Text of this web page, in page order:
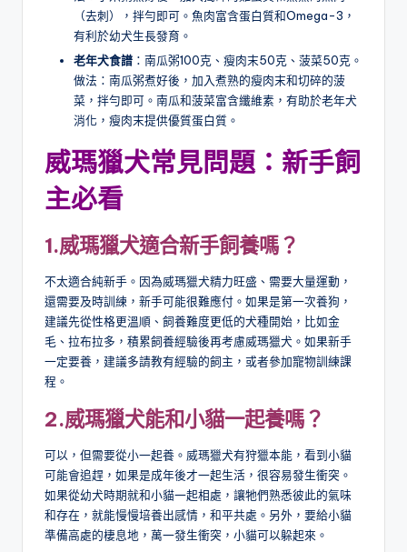
（去刺），拌勻即可。魚肉富含蛋白質和Omega-3，
有利於幼犬生長發育。
老年犬食譜 ：南瓜粥100克、瘦肉末50克、菠菜50克。
做法：南瓜粥煮好後，加入煮熟的瘦肉末和切碎的菠
菜，拌勻即可。南瓜和菠菜富含纖維素，有助於老年犬
消化，瘦肉末提供優質蛋白質。
威瑪獵犬常見問題：新手飼
主必看
1.威瑪獵犬適合新手飼養嗎？
不太適合純新手。因為威瑪獵犬精力旺盛、需要大量運動，
還需要及時訓練，新手可能很難應付。如果是第一次養狗，
建議先從性格更溫順、飼養難度更低的犬種開始，比如金
毛、拉布拉多，積累飼養經驗後再考慮威瑪獵犬。如果新手
一定要養，建議多請教有經驗的飼主，或者參加寵物訓練課
程。
2.威瑪獵犬能和小貓一起養嗎？
可以，但需要從小一起養。威瑪獵犬有狩獵本能，看到小貓
可能會追趕，如果是成年後才一起生活，很容易發生衝突。
如果從幼犬時期就和小貓一起相處，讓牠們熟悉彼此的氣味
和存在，就能慢慢培養出感情，和平共處。另外，要給小貓
準備高處的棲息地，萬一發生衝突，小貓可以躲起來。